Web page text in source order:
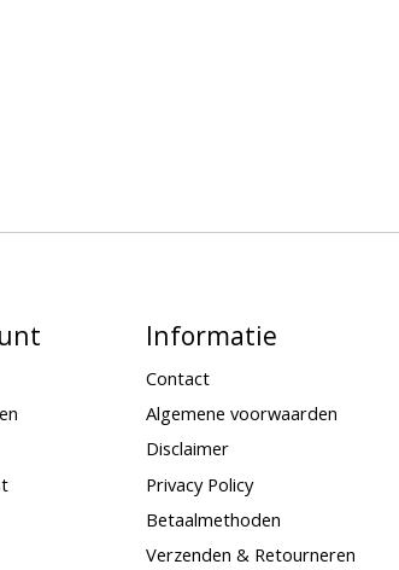
Informatie
Contact
Algemene voorwaarden
Disclaimer
Privacy Policy
Betaalmethoden
Verzenden & Retourneren